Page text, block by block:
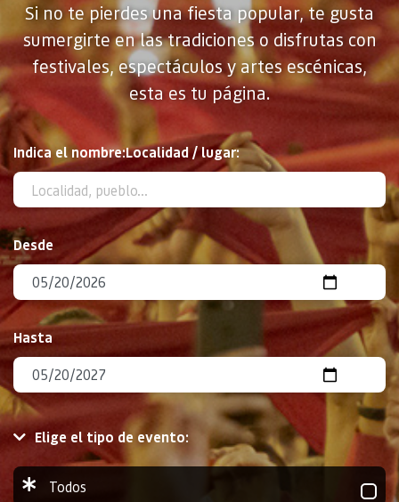
Si no te pierdes una fiesta popular, te gusta
sumergirte en las tradiciones o disfrutas con
festivales, espectáculos y artes escénicas,
esta es tu página.
BUSCAR
Indica el nombre:Localidad / lugar:
Desde
Hasta
Elige el tipo de evento:
Todos